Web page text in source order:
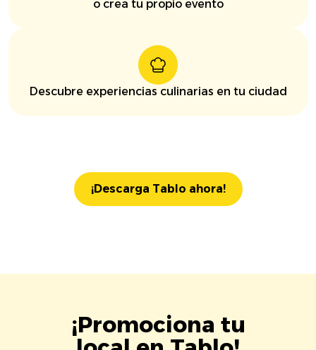
o crea tu propio evento
Descubre experiencias culinarias en tu ciudad
¡Descarga Tablo ahora!
¡Promociona tu